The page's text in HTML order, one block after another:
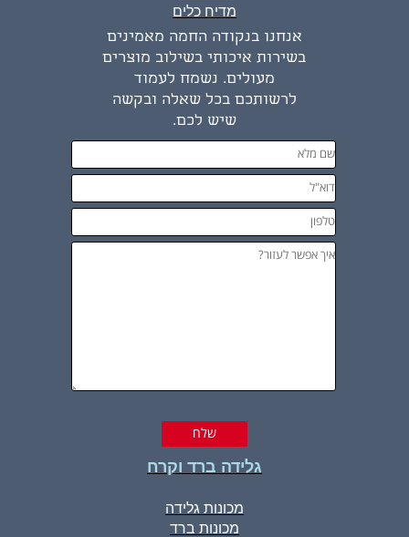
אנחנו בנקודה החמה מאמינים
בשירות איכותי בשילוב מוצרים
מעולים. נשמח לעמוד
לרשותכם בכל שאלה ובקשה
שיש לכם.
גלידה ברד וקרח
מכונות גלידה
מכונות ברד
מדיח כלים